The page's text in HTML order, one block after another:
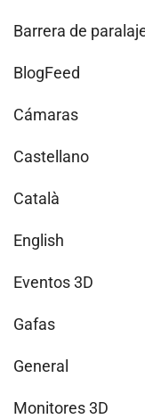
Barrera de
BlogFeed
Cámaras
Castellano
Català
English
Eventos 3D
Gafas
General
Monitores 3D